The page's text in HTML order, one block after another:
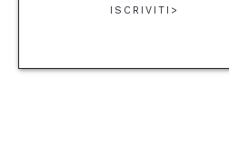
ISCRIVITI>